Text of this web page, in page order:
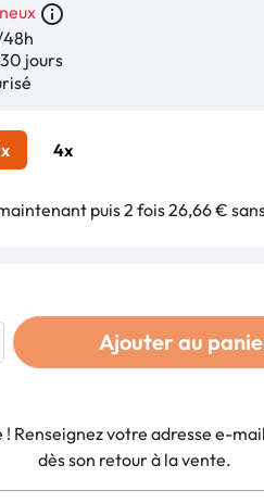
info_outline
jours
4x
puis 2 fois 26,66 €
Ajouter au
Renseignez votre adresse e-
dès son retour à la vente.